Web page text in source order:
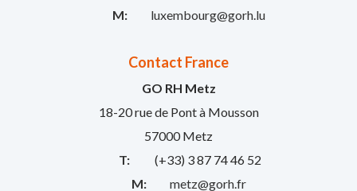
M:
luxembourg@gorh.lu
Contact France
GO RH Metz
18-20 rue de Pont à Mousson
57000 Metz
T:
(+33) 3 87 74 46 52
M:
metz@gorh.fr